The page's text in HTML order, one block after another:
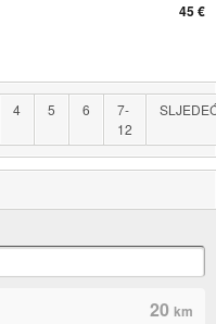
45 €
4 5 6
7-
12
20km